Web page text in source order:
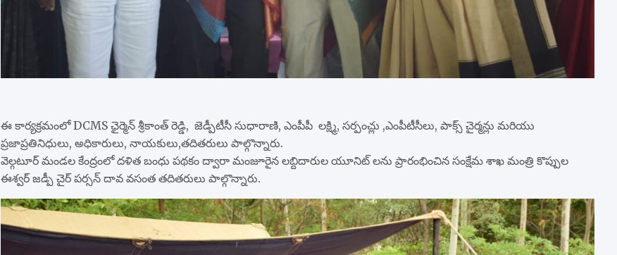
ఈ కార్యక్రమంలో DCMS ఛైర్మెన్ శ్రీకాంత్ రెడ్డి, జెడ్పీటీసీ సుధారాణి, ఎంపీపీ లక్ష్మి, సర్పంచ్లు ,ఎంపీటీసీలు, పాక్స్ చైర్మన్లు మరియు
ప్రజాప్రతినిధులు, అధికారులు, నాయకులు,తదితరులు పాల్గొన్నారు.
వెల్గటూర్ మండల కేంద్రంలో దళిత బంధు పథకం ద్వారా మంజూరైన లబ్దిదారుల యూనిట్ లను ప్రారంభించిన సంక్షేమ శాఖ మంత్రి కొప్పుల
ఈశ్వర్ జడ్పీ చైర్ పర్సన్ దావ వసంత తదితరులు పాల్గొన్నారు.